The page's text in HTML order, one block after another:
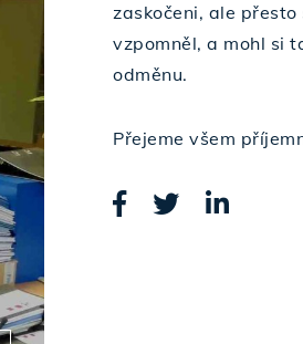
zaskočeni, ale
vzpomněl, a mohl si
odměnu.
Přejeme všem